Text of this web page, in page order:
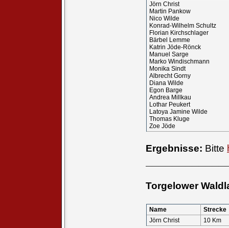
Jörn Christ
Martin Pankow
Nico Wilde
Konrad-Wilhelm Schultz
Florian Kirchschlager
Bärbel Lemme
Katrin Jöde-Rönck
Manuel Sarge
Marko Windischmann
Monika Sindt
Albrecht Gorny
Diana Wilde
Egon Barge
Andrea Millkau
Lothar Peukert
Latoya Jamine Wilde
Thomas Kluge
Zoe Jöde
Ergebnisse: Bitte
Torgelower
Name
Strecke
Jörn Christ
10 Km